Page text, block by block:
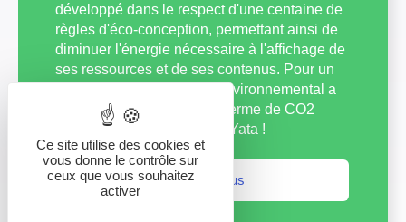
développé dans le respect d'une centaine de
règles d'éco-conception, permettant ainsi de
diminuer l'énergie nécessaire à l'affichage de
ses ressources et de ses contenus. Pour un
trafic équivalent, l'impact environnemental a
ainsi été diminué par 3 en terme de CO2
dégagé. Il a été réalisé par Yata !
En savoir plus
Ce site utilise des cookies et
vous donne le contrôle sur
ceux que vous souhaitez
activer